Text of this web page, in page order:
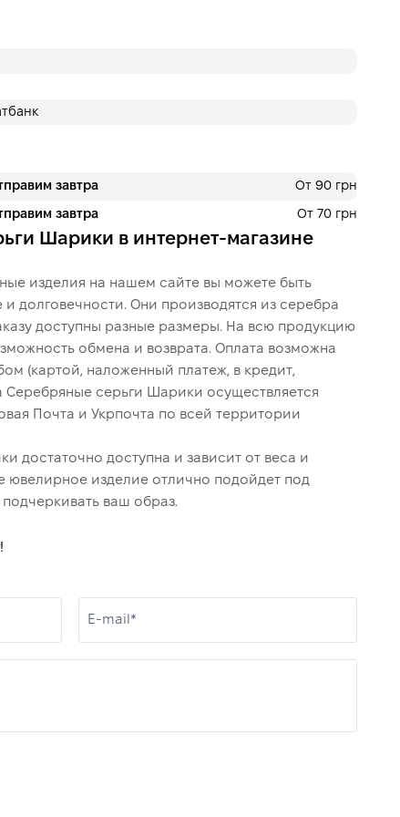
завтра От 90 грн
завтра От 70 грн
Шарики в интернет-магазине
изделия на нашем сайте вы можете быть
долговечности. Они производятся из серебра
доступны разные размеры. На всю продукцию
обмена и возврата. Оплата возможна
(картой, наложенный платеж, в кредит,
Серебряные серьги Шарики осуществляется
Почта и Укрпочта по всей территории
достаточно доступна и зависит от веса и
ювелирное изделие отлично подойдет под
ваш образ.
E-mail*